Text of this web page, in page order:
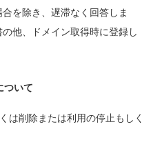
を除き、遅滞なく回答しま
他、ドメイン取得時に登録し
ついて
は削除または利用の停止もしく